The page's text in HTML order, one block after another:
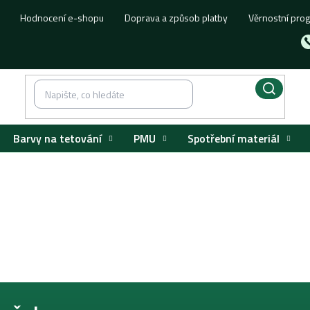
Hodnocení e-shopu Doprava a způsob platby Věrnostní
Barvy na tetování PMU Spotřební materiál